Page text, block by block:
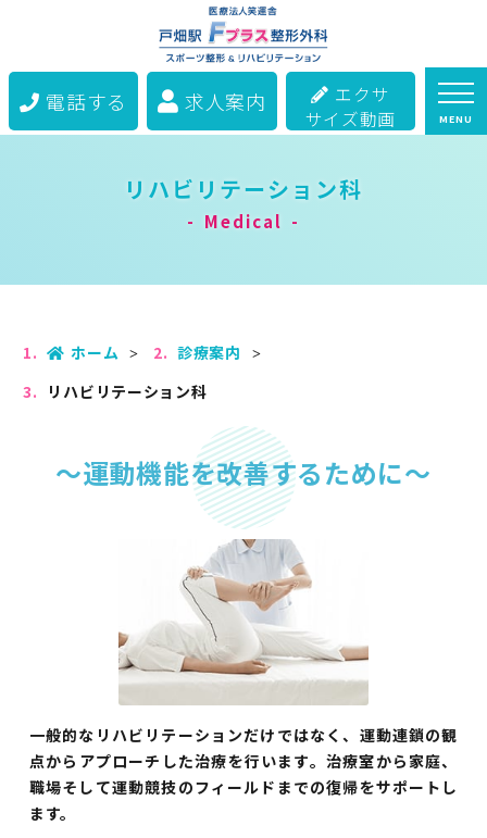
電話する 求人案内
エクサ
サイズ動画
MENU
リハビリテーション科
Medical
ホーム
診療案内
リハビリテーション科
〜運動機能を改善するために〜
一般的なリハビリテーションだけではなく、運動連鎖の観
点からアプローチした治療を行います。治療室から家庭、
職場そして運動競技のフィールドまでの復帰をサポートし
ます。